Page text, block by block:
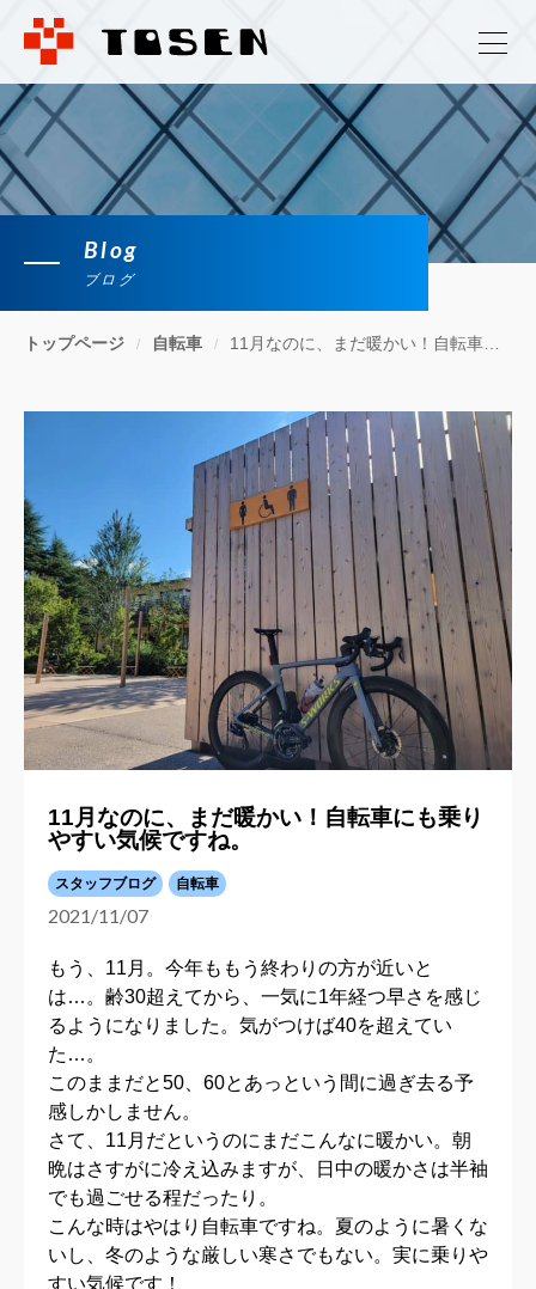
Blog
ブログ
トップページ 自転車
11月なのに、まだ暖かい！自転車にも乗り
やすい気候ですね。
スタッフブログ 自転車
2021/11/07
もう、11月。今年ももう終わりの方が近いと
は…。齢30超えてから、一気に1年経つ早さを感じ
るようになりました。気がつけば40を超えてい
た…。
このままだと50、60とあっという間に過ぎ去る予
感しかしません。
さて、11月だというのにまだこんなに暖かい。朝
晩はさすがに冷え込みますが、日中の暖かさは半袖
でも過ごせる程だったり。
こんな時はやはり自転車ですね。夏のように暑くな
いし、冬のような厳しい寒さでもない。実に乗りや
すい気候です！